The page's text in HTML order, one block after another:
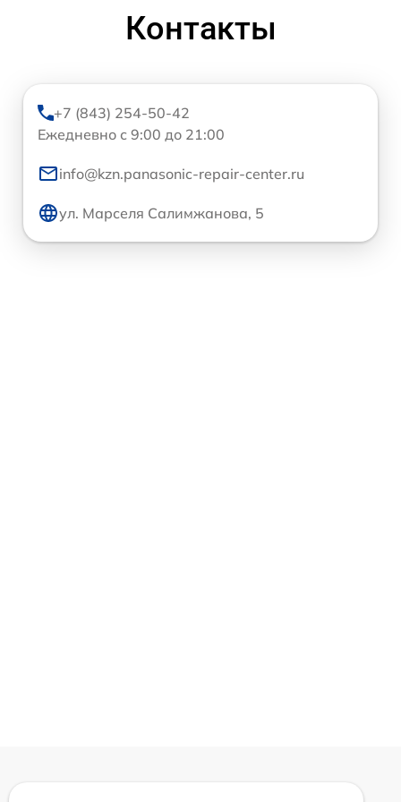
Контакты
+7 (843) 254-50-42
Ежедневно с 9:00 до 21:00
info@kzn.panasonic-repair-center.ru
ул. Марселя Салимжанова, 5